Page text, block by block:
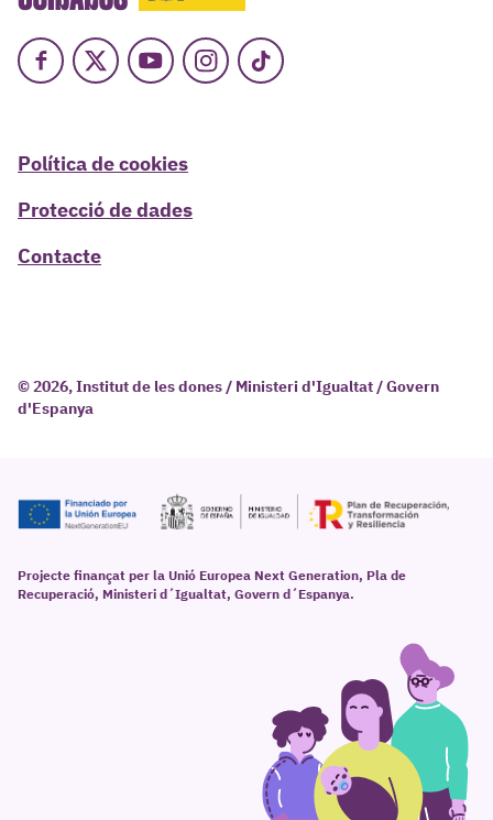
Facebook
X YoutubeInstagram
TikTok
Política de cookies
Protecció de dades
Contacte
© 2026, Institut de les dones / Ministeri d'Igualtat / Govern
d'Espanya
Projecte finançat per la Unió Europea Next Generation, Pla de
Recuperació, Ministeri d´Igualtat, Govern d´Espanya.